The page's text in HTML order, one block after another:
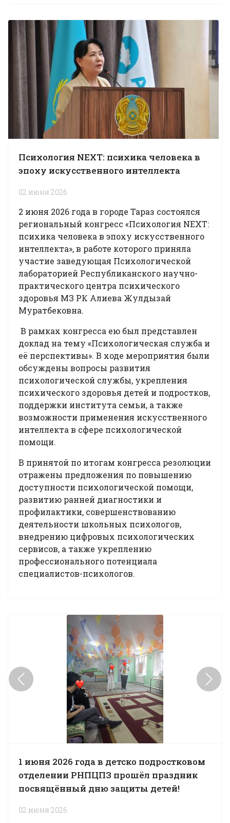
Психология NEXT: психика человека в
эпоху искусственного интеллекта
02 июня 2026
2 июня 2026 года в городе Тараз состоялся
региональный конгресс «Психология NEXT:
психика человека в эпоху искусственного
интеллекта», в работе которого приняла
участие заведующая Психологической
лабораторией Республиканского научно-
практического центра психического
здоровья МЗ РК Алиева Жулдызай
Муратбековна.
В рамках конгресса ею был представлен
доклад на тему «Психологическая служба и
её перспективы». В ходе мероприятия были
обсуждены вопросы развития
психологической службы, укрепления
психического здоровья детей и подростков,
поддержки института семьи, а также
возможности применения искусственного
интеллекта в сфере психологической
помощи.
В принятой по итогам конгресса резолюции
отражены предложения по повышению
доступности психологической помощи,
развитию ранней диагностики и
профилактики, совершенствованию
деятельности школьных психологов,
внедрению цифровых психологических
сервисов, а также укреплению
профессионального потенциала
специалистов-психологов.
Previous Next
1 июня 2026 года в детско подростковом
отделении РНПЦПЗ прошёл праздник
посвящённый дню защиты детей!
02 июня 2026